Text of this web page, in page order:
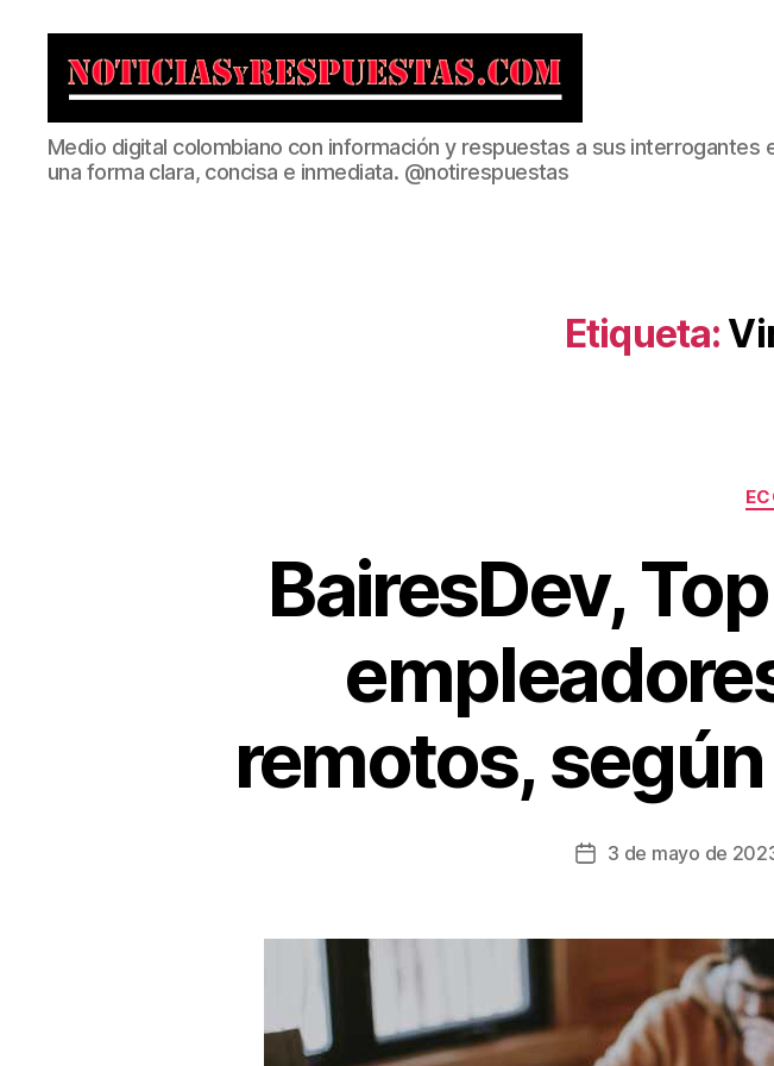
Noticias
y
Respuestas
Medio digital colombiano con información y respuestas a sus interrogantes
una forma clara, concisa e inmediata. @notirespuestas
Etiqueta:
BairesDev,
remotos,
Fecha
entrada
3 de mayo de